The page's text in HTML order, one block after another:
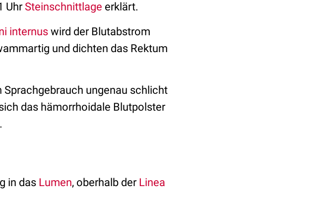
Uhr Steinschnittlage erklärt.
internuswird der Blutabstrom
und dichten das Rektum
Sprachgebrauch ungenau schlicht
das hämorrhoidale Blutpolster
in das Lumen, oberhalb der Linea